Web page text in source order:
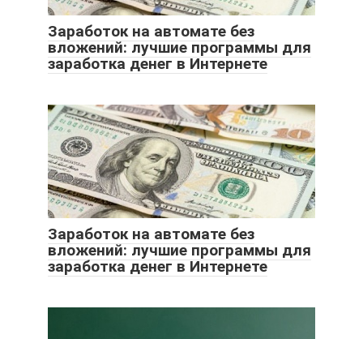
Заработок на автомате без
вложений: лучшие программы для
заработка денег в Интернете
Заработок на автомате без
вложений: лучшие программы для
заработка денег в Интернете